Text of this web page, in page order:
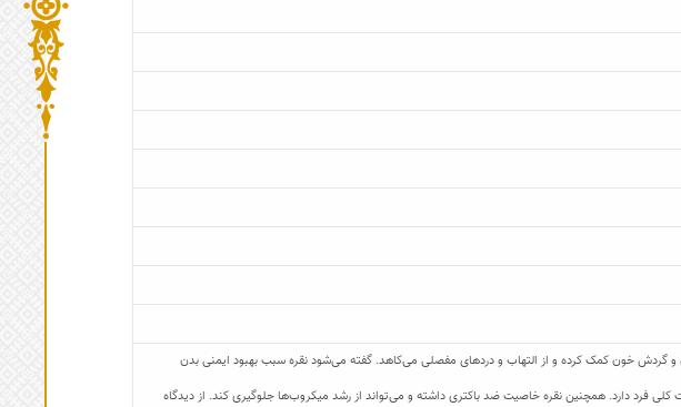
و گردش خون کمک کرده و از التهاب و دردهای مفصلی می‌کاهد. گفته می‌شود نقره سبب بهبود ایمنی بدن
کلی فرد دارد. همچنین نقره خاصیت ضد باکتری داشته و می‌تواند از رشد میکروب‌ها جلوگیری کند. از دیدگاه